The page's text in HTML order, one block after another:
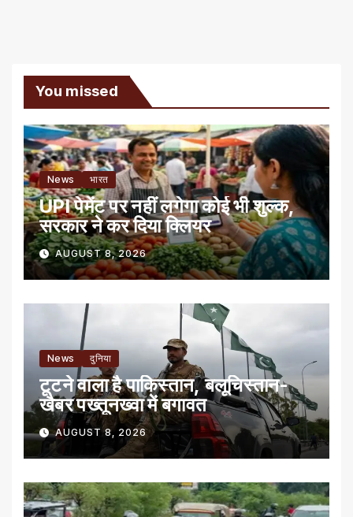
You missed
News भारत
UPI पेमेंट पर नहीं लगेगा कोई भी शुल्क,
सरकार ने कर दिया क्लियर
AUGUST 8, 2026
News दुनिया
टूटने वाला है पाकिस्तान, बलूचिस्तान-
खैबर पख्तूनख्वा में बगावत
AUGUST 8, 2026